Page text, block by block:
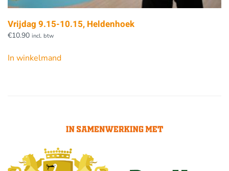
Vrijdag 9.15-10.15, Heldenhoek
€10.90 incl. btw
In winkelmand